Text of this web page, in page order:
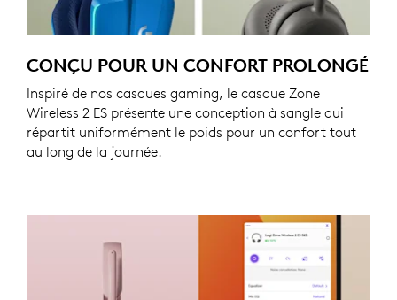
CONÇU POUR UN CONFORT PROLONGÉ
Inspiré de nos casques gaming, le casque Zone
Wireless 2 ES présente une conception à sangle qui
répartit uniformément le poids pour un confort tout
au long de la journée.